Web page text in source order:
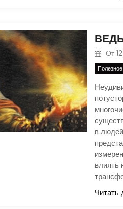
От
Полезное
в
влиять
Читать